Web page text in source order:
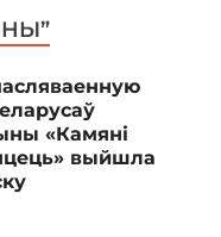
«Камяні
выйшла